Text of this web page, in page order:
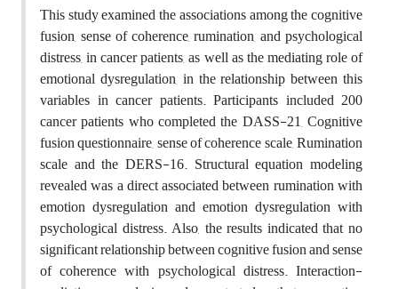
This study examined the associations among the cognitive
fusion, sense of coherence, rumination, and psychological
distress,in cancer patients, as well as the mediating role of
emotional dysregulation, in the relationship between this
variables in cancer patients. Participants included 200
cancer patients who completed the DASS-21, Cognitive
fusion questionnaire, senseofcoherencescale,Rumination
scale and the DERS-16. Structural equation modeling
revealed was a direct associated between rumination with
emotion dysregulation and emotion dysregulation with
psychological distress. Also, the results indicated that no
significant relationship between cognitive fusion and sense
of coherence with psychological distress. Interaction-